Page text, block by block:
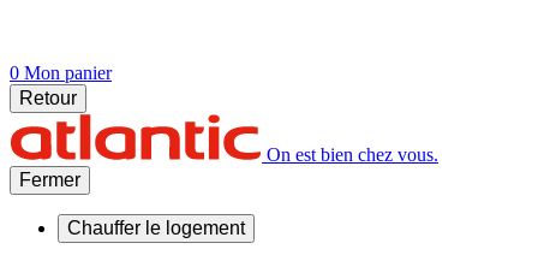
0 Mon panier
Retour
On est bien chez vous.
Fermer
Chauffer le logement